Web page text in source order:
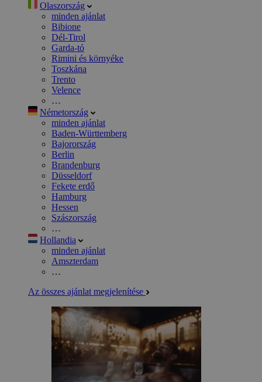
Olaszország
minden ajánlat
Bibione
Dél-Tirol
Garda-tó
Rimini és környéke
Toszkána
Trento
Velence
…
Németország
minden ajánlat
Baden-Württemberg
Bajorország
Berlin
Brandenburg
Düsseldorf
Fekete erdő
Hamburg
Hessen
Szászország
…
Hollandia
minden ajánlat
Amszterdam
…
Az összes ajánlat megjelenítése